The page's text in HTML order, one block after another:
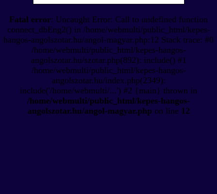
Fatal error: Uncaught Error: Call to undefined function
connect_dbEng2() in /home/webmulti/public_html/kepes-
hangos-angolszotar.hu/angol-magyar.php:12 Stack trace: #0
/home/webmulti/public_html/kepes-hangos-
angolszotar.hu/szotar.php(892): include() #1
/home/webmulti/public_html/kepes-hangos-
angolszotar.hu/index.php(2349):
include('/home/webmulti/...') #2 {main} thrown in
/home/webmulti/public_html/kepes-hangos-
angolszotar.hu/angol-magyar.php on line 12